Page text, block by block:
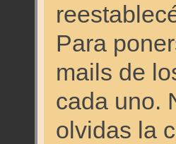
Para
mails de
cada uno.
olvidas la